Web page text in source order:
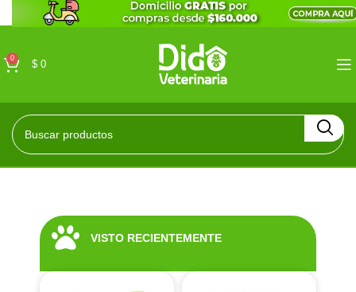
0
$ 0
VISTO RECIENTEMENTE